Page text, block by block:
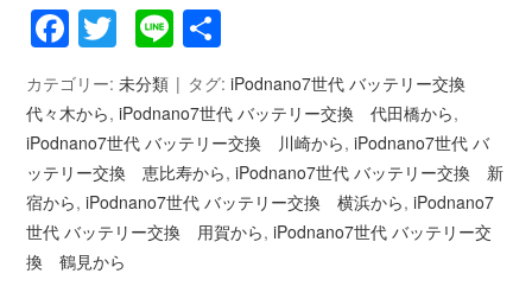
Facebook
Twitter
Line
有
カテゴリー:未分類 タグ:iPodnano7世代 バッテリー交換
代々木から,iPodnano7世代 バッテリー交換 代田橋から,
iPodnano7世代 バッテリー交換 川崎から,iPodnano7世代 バ
ッテリー交換 恵比寿から,iPodnano7世代 バッテリー交換 新
宿から,iPodnano7世代 バッテリー交換 横浜から,iPodnano7
世代 バッテリー交換 用賀から,iPodnano7世代 バッテリー交
換 鶴見から